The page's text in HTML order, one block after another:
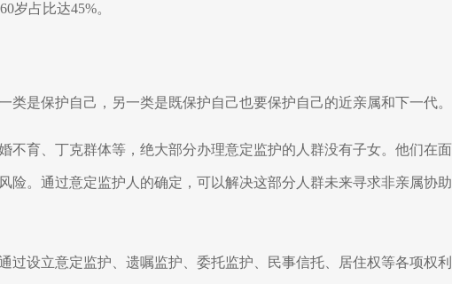
岁占比达45%。
类是保护自己，另一类是既保护自己也要保护自己的近亲属和下一代。
不育、丁克群体等，绝大部分办理意定监护的人群没有子女。他们在面
险。通过意定监护人的确定，可以解决这部分人群未来寻求非亲属协助
过设立意定监护、遗嘱监护、委托监护、民事信托、居住权等各项权利